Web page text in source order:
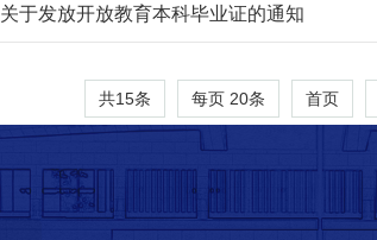
关于发放开放教育本科毕业证的通知
共15条 每页 20条 首页